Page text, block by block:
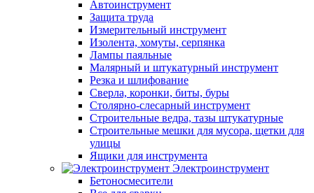
Автоинструмент
Защита труда
Измерительный инструмент
Изолента, хомуты, серпянка
Лампы паяльные
Малярный и штукатурный инструмент
Резка и шлифование
Сверла, коронки, биты, буры
Столярно-слесарный инструмент
Строительные ведра, тазы штукатурные
Строительные мешки для мусора, щетки для
улицы
Ящики для инструмента
Электроинструмент
Бетоносмесители